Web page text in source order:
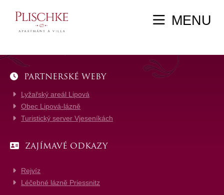
MENU
PARTNERSKÉ WEBY
Lyžařský areál Lipová
Obec Lipová-lázně
Turistický server Vjeseníkách
ZAJÍMAVÉ ODKAZY
Rejvíz
Léčebné lázně Priessnitz